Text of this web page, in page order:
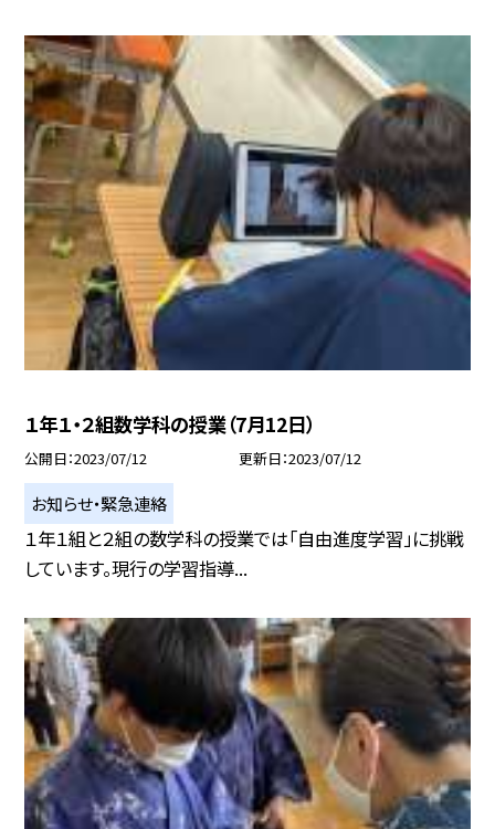
１年１・２組数学科の授業（7月12日）
公開日 2023/07/12 更新日 2023/07/12
お知らせ・緊急連絡
１年１組と２組の数学科の授業では「自由進度学習」に挑戦
しています。現行の学習指導...